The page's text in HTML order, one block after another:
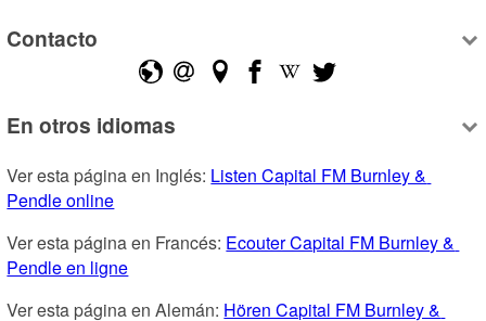
Contacto
En otros idiomas
Ver esta página en Inglés: Listen Capital FM Burnley &
Pendle online
Ver esta página en Francés: Ecouter Capital FM Burnley &
Pendle en ligne
Ver esta página en Alemán: Hören Capital FM Burnley &